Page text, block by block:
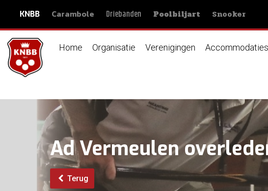
KNBB Carambole Driebanden Poolbiljart Snooker
Home Organisatie Verenigingen Accommodaties
Ad Vermeulen
Terug